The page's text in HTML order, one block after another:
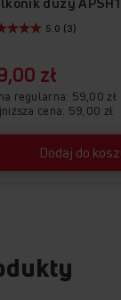
zł
regularna 59,00 zł
cena: 59,00 zł
Dodaj do
5.0 (3)